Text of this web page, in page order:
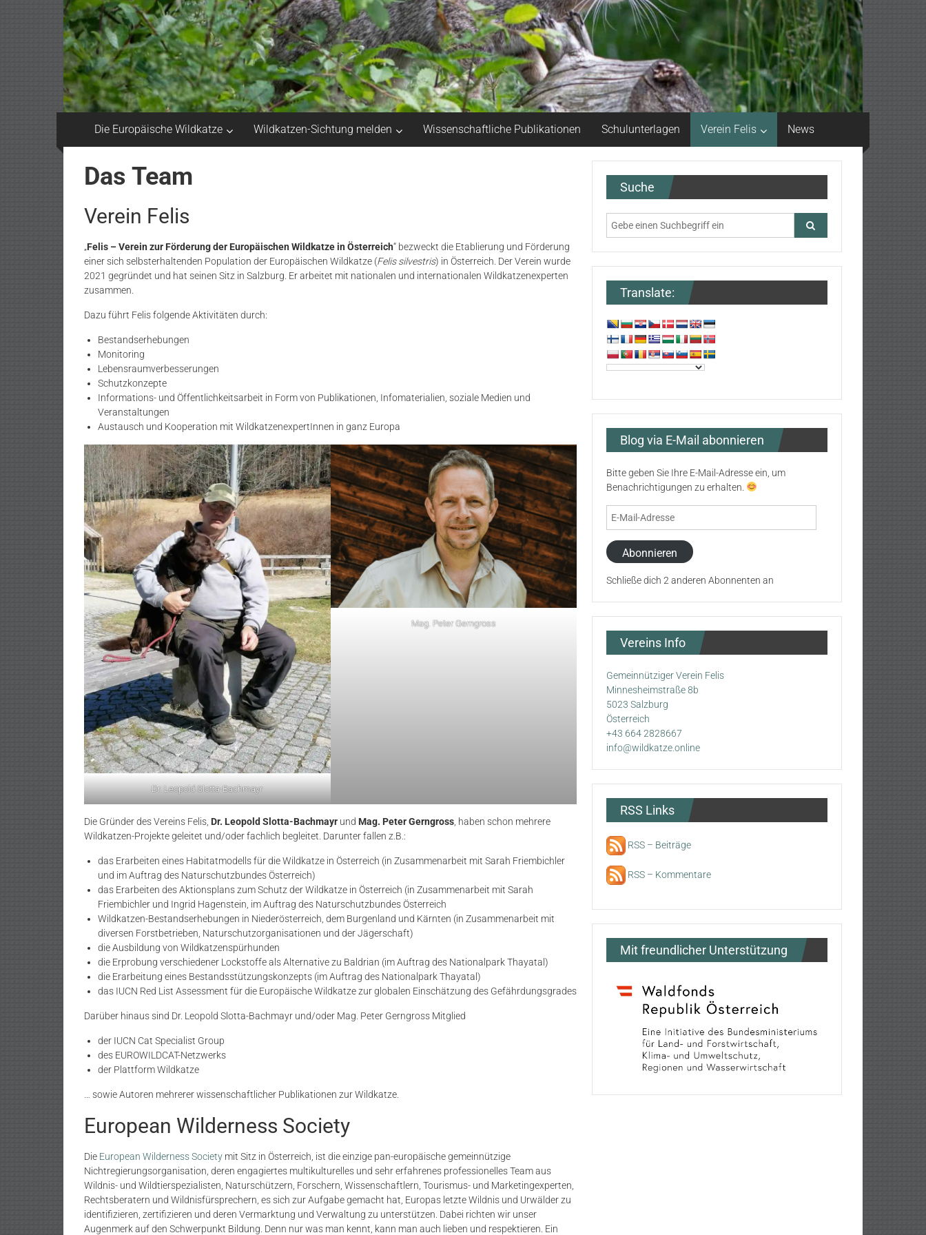
Die Europäische Wildkatze Wildkatzen-Sichtung melden Wissenschaftliche Publikationen Schulunterlagen Verein Felis News
Das Team
Verein Felis
„Felis – Verein zur Förderung der Europäischen Wildkatze in Österreich“ bezweckt die Etablierung und Förderung
einer sich selbsterhaltenden Population der Europäischen Wildkatze (Felis silvestris) in Österreich. Der Verein wurde
2021 gegründet und hat seinen Sitz in Salzburg. Er arbeitet mit nationalen und internationalen Wildkatzenexperten
zusammen.
Dazu führt Felis folgende Aktivitäten durch:
Bestandserhebungen
Monitoring
Lebensraumverbesserungen
Schutzkonzepte
Informations- und Öffentlichkeitsarbeit in Form von Publikationen, Infomaterialien, soziale Medien und
Veranstaltungen
Austausch und Kooperation mit WildkatzenexpertInnen in ganz Europa
Dr. Leopold Slotta-Bachmayr
Mag. Peter Gerngross
Die Gründer des Vereins Felis, Dr. Leopold Slotta-Bachmayr und Mag. Peter Gerngross , haben schon mehrere
Wildkatzen-Projekte geleitet und/oder fachlich begleitet. Darunter fallen z.B.:
das Erarbeiten eines Habitatmodells für die Wildkatze in Österreich (in Zusammenarbeit mit Sarah Friembichler
und im Auftrag des Naturschutzbundes Österreich)
das Erarbeiten des Aktionsplans zum Schutz der Wildkatze in Österreich (in Zusammenarbeit mit Sarah
Friembichler und Ingrid Hagenstein, im Auftrag des Naturschutzbundes Österreich
Wildkatzen-Bestandserhebungen in Niederösterreich, dem Burgenland und Kärnten (in Zusammenarbeit mit
diversen Forstbetrieben, Naturschutzorganisationen und der Jägerschaft)
die Ausbildung von Wildkatzenspürhunden
die Erprobung verschiedener Lockstoffe als Alternative zu Baldrian (im Auftrag des Nationalpark Thayatal)
die Erarbeitung eines Bestandsstützungskonzepts (im Auftrag des Nationalpark Thayatal)
das IUCN Red List Assessment für die Europäische Wildkatze zur globalen Einschätzung des Gefährdungsgrades
Darüber hinaus sind Dr. Leopold Slotta-Bachmayr und/oder Mag. Peter Gerngross Mitglied
der IUCN Cat Specialist Group
des EUROWILDCAT-Netzwerks
der Plattform Wildkatze
… sowie Autoren mehrerer wissenschaftlicher Publikationen zur Wildkatze.
European Wilderness Society
Die European Wilderness Society mit Sitz in Österreich, ist die einzige pan-europäische gemeinnützige
Nichtregierungsorganisation, deren engagiertes multikulturelles und sehr erfahrenes professionelles Team aus
Wildnis- und Wildtierspezialisten, Naturschützern, Forschern, Wissenschaftlern, Tourismus- und Marketingexperten,
Rechtsberatern und Wildnisfürsprechern, es sich zur Aufgabe gemacht hat, Europas letzte Wildnis und Urwälder zu
identifizieren, zertifizieren und deren Vermarktung und Verwaltung zu unterstützen. Dabei richten wir unser
Augenmerk auf den Schwerpunkt Bildung. Denn nur was man kennt, kann man auch lieben und respektieren. Ein
Suche
Translate:
Blog via E-Mail abonnieren
Bitte geben Sie Ihre E-Mail-Adresse ein, um
Benachrichtigungen zu erhalten.
Adresse
Abonnieren
Schließe dich 2 anderen Abonnenten an
Vereins Info
Gemeinnütziger Verein Felis
Minnesheimstraße 8b
5023 Salzburg
Österreich
+43 664 2828667
info@wildkatze.online
RSS Links
RSS – Beiträge
RSS – Kommentare
Mit freundlicher Unterstützung